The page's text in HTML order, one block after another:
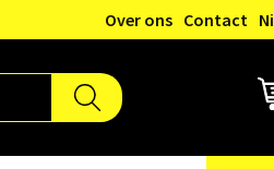
Over ons Contact